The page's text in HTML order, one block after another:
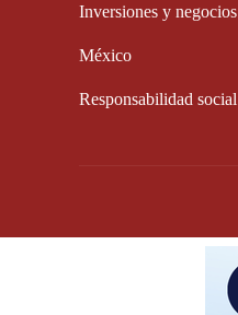
Inversiones y negocios
México
Responsabilidad social